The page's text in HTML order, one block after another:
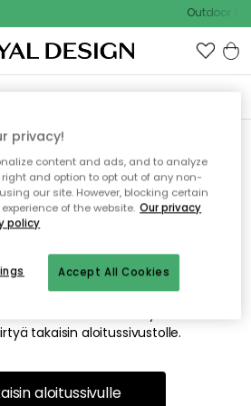
Outdoor
löydä
sivua
sivua ei enää ole tai siitä, että se
Pahoittelemme tästä mahdollisesti
takaisin aloitussivustolle.
aloitussivulle
privacy!
content and ads, and to analyze
and option to opt out of any non-
our site. However, blocking certain
of the website. Our privacy
policy
Accept All Cookies